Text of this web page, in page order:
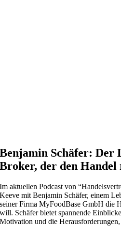
Benjamin Schäfer: Der
Broker, der den
Im aktuellen Podcast von
Keeve mit Benjamin Schäfer, einem
seiner Firma MyFoodBase GmbH die
will. Schäfer bietet spannende
Motivation und die